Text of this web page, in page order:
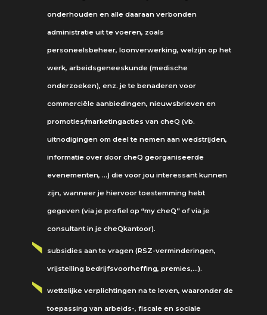
onderhouden en alle daaraan verbonden
administratie uit te voeren, zoals
personeelsbeheer, loonverwerking, welzijn op het
werk, arbeidsgeneeskunde (medische
onderzoeken), enz. je te benaderen voor
commerciële aanbiedingen, nieuwsbrieven en
promoties/marketingacties van cheQ (vb.
uitnodigingen om deel te nemen aan wedstrijden,
informatie over door cheQ georganiseerde
evenementen, …) die voor jou interessant kunnen
zijn, wanneer je hiervoor toestemming hebt
gegeven (via je profiel op “my cheQ” of via je
consultant in je cheQkantoor).
subsidies aan te vragen (RSZ-verminderingen,
vrijstelling bedrijfsvoorheffing, premies,…).
wettelijke verplichtingen na te leven, waaronder de
toepassing van arbeids-, fiscale en sociale